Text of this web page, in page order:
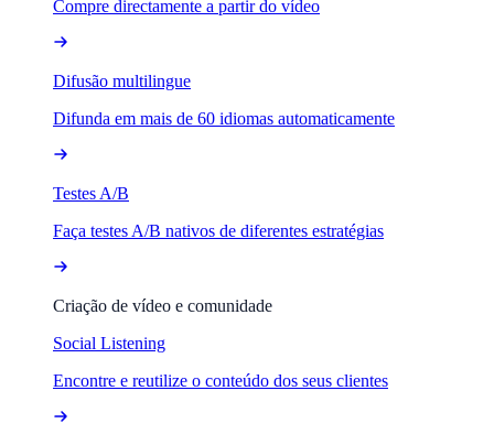
Compre directamente a partir do vídeo
Difusão multilingue
Difunda em mais de 60 idiomas automaticamente
Testes A/B
Faça testes A/B nativos de diferentes estratégias
Criação de vídeo e comunidade
Social Listening
Encontre e reutilize o conteúdo dos seus clientes